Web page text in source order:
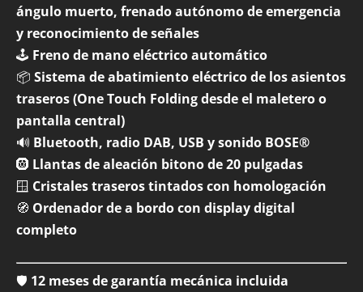
ángulo muerto, frenado autónomo de emergencia
y reconocimiento de señales
🕹️ Freno de mano eléctrico automático
📦 Sistema de abatimiento eléctrico de los asientos
traseros (One Touch Folding desde el maletero o
pantalla central)
🔊 Bluetooth, radio DAB, USB y sonido BOSE®
🛞 Llantas de aleación bitono de 20 pulgadas
🪟 Cristales traseros tintados con homologación
🧭 Ordenador de a bordo con display digital
completo
🛡️ 12 meses de garantía mecánica incluida